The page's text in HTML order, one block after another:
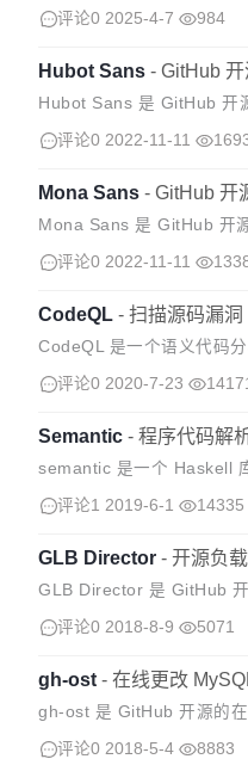
b 工作流和流程。 从 G...
评论0 2025-4-7 984
Hubot Sans - GitHub
Hubot Sans 是 GitHub 开
异性的感觉，非常适合于
评论0 2022-11-11
Mona Sans - GitHub 开
Mona Sans 是 GitHub 开
都表现出色。 Mona Sans
评论0 2022-11-11
CodeQL - 扫描源码漏洞
CodeQL 是一个语义代码
有变体，并处理，同时可
评论0 2020-7-23
Semantic - 程序代码解
semantic 是一个 Haskell
评论1 2019-6-1 14335
GLB Director - 开源负
GLB Director 是 GitHub
理机器上扩展单个 IP 地址
评论0 2018-8-9 5071
gh-ost - 在线更改
gh-ost 是 GitHub 开源的
计和许多运维操作。 gh-
评论0 2018-5-4 8883